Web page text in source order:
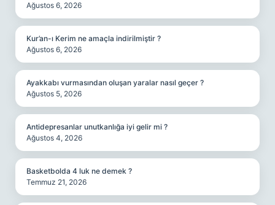
Ağustos 6, 2026
Kur’an-ı Kerim ne amaçla indirilmiştir ?
Ağustos 6, 2026
Ayakkabı vurmasından oluşan yaralar nasıl geçer ?
Ağustos 5, 2026
Antidepresanlar unutkanlığa iyi gelir mi ?
Ağustos 4, 2026
Basketbolda 4 luk ne demek ?
Temmuz 21, 2026